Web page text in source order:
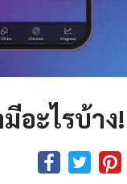
อะไรบ้าง!